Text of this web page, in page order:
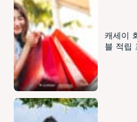
캐세이
블 적립